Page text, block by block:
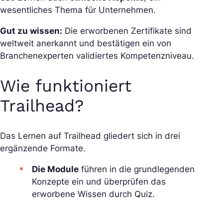
wesentliches Thema für Unternehmen.
Gut zu wissen: Die erworbenen Zertifikate sind
weltweit anerkannt und bestätigen ein von
Branchenexperten validiertes Kompetenzniveau.
Wie funktioniert
Trailhead?
Das Lernen auf Trailhead gliedert sich in drei
ergänzende Formate.
Die Module führen in die grundlegenden
Konzepte ein und überprüfen das
erworbene Wissen durch Quiz.